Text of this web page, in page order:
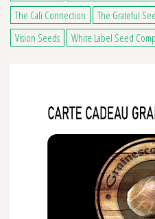
The Cali Connection
The Grateful
Vision Seeds
White Label Seed